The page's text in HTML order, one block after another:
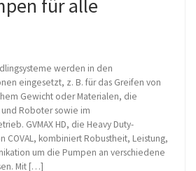
für alle
werden in den
eingesetzt, z. B. für das Greifen von
Gewicht oder Materialen, die
Roboter sowie im
GVMAX HD, die Heavy Duty-
COVAL, kombiniert Robustheit, Leistung,
um die Pumpen an verschiedene
Mit […]